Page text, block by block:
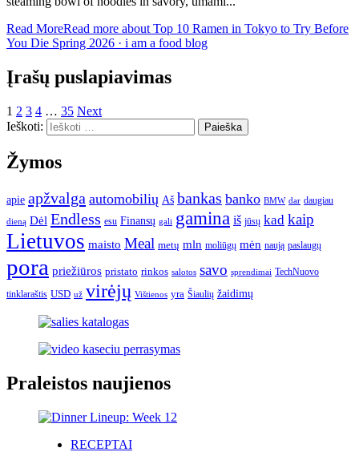
Read MoreRead more about Top 10 Ramen in Tokyo to Try Before
You Die Spring 2026 · i am a food blog
Įrašų puslapiavimas
1 2 3 4 … 35 Next
Ieškoti:
Žymos
apie apžvalga automobilių Aš bankas banko BMW dar daugiau
dieną Dėl Endless esu Finansų gali gamina iš jūsų kad kaip
Lietuvos maisto Meal metų mln moliūgų mėn naują paslaugų
pora priežiūros pristato rinkos salotos savo sprendimai TechNuovo
tinklaraštis USD už virėjų Vištienos yra Šiaulių žaidimų
Praleistos naujienos
RECEPTAI